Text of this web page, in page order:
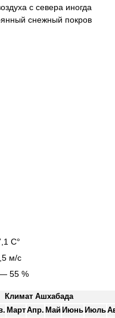
с севера иногда
снежный покров
C°
м/с
55 %
Климат Ашхабада
МартАпр. Май Июнь Июль